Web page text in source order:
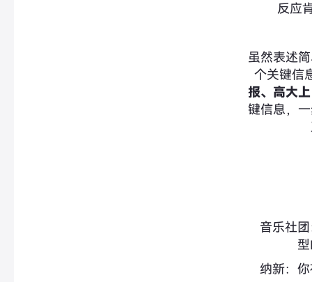
反应
虽然表述
个关键信
报、高大上
键信息，
音乐社
纳新：